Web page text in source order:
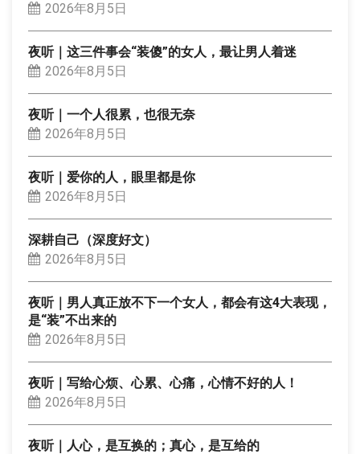
2026年8月5日
夜听｜这三件事会“装傻”的女人，最让男人着迷
2026年8月5日
夜听｜一个人很累，也很无奈
2026年8月5日
夜听｜爱你的人，眼里都是你
2026年8月5日
深耕自己（深度好文）
2026年8月5日
夜听｜男人真正放不下一个女人，都会有这4大表现，
是“装”不出来的
2026年8月5日
夜听｜写给心烦、心累、心痛，心情不好的人！
2026年8月5日
夜听｜人心，是互换的；真心，是互给的